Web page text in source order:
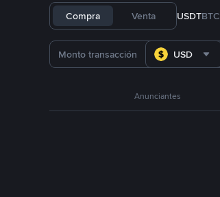
Compra Venta USDTBTC
USD
Anunciantes